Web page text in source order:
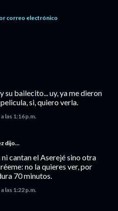
correo electrónico
su bailecito... uy, ya me dieron
si, quiero verla.
las 1:16 p.m.
dijo…
cantan el Aserejé sino otra
no la quieres ver, por
70 minutos.
las 1:22 p.m.